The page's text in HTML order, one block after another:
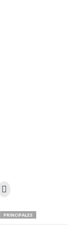
PRINCIPALES